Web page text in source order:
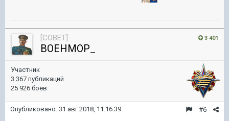
3 401
[COBET]
BOEHMOP_
Участник
3 367 публикаций
25 926 боёв
#6
Опубликовано: 31 авг 2018, 11:16:39